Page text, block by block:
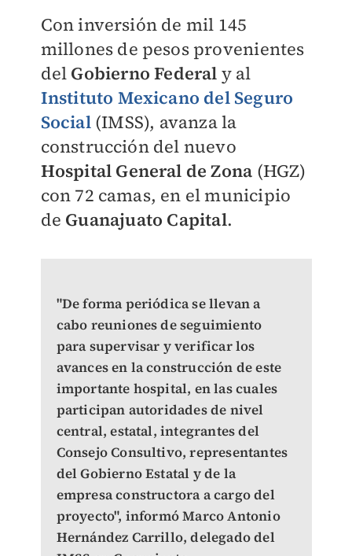
Con inversión de mil 145
millones de pesos provenientes
del Gobierno Federal y al
Instituto Mexicano del Seguro
Social(IMSS), avanza la
construcción del nuevo
Hospital General de Zona (HGZ)
con 72 camas, en el municipio
de Guanajuato Capital.
"De forma periódica se llevan a
cabo reuniones de seguimiento
para supervisar y verificar los
avances en la construcción de este
importante hospital, en las cuales
participan autoridades de nivel
central, estatal, integrantes del
Consejo Consultivo, representantes
del Gobierno Estatal y de la
empresa constructora a cargo del
proyecto", informó Marco Antonio
Hernández Carrillo, delegado del